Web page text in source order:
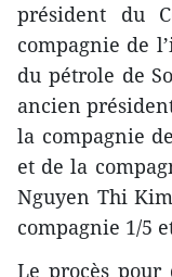
président du
compagnie de
du pétrole de
ancien
la compagnie
et de la
Nguyen Thi
compagnie 1/5
Le procès